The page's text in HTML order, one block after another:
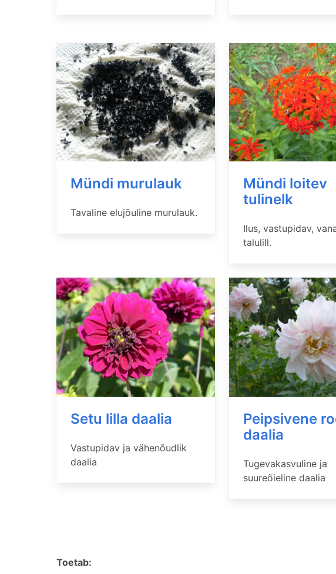
Mündi murulauk
Tavaline elujõuline murulauk.
Mündi loitev
tulinelk
Ilus, vastupidav,
talulill.
Setu lilla daalia
Vastupidav ja vähenõudlik
daalia
Peipsivene
daalia
Tugevakasvuline ja
suureõieline daalia
Toetab: